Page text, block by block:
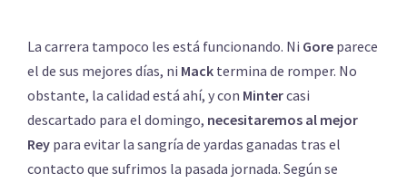
La carrera tampoco les está funcionando. Ni Gore parece
el de sus mejores días, ni Mack termina de romper. No
obstante, la calidad está ahí, y con Mintercasi
descartado para el domingo, necesitaremos al mejor
Rey para evitar la sangría de yardas ganadas tras el
contacto que sufrimos la pasada jornada. Según se